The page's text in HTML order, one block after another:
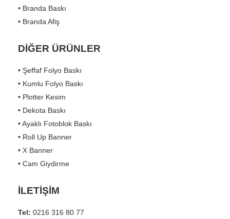
• Branda Baskı
• Branda Afiş
DİĞER ÜRÜNLER
• Şeffaf Folyo Baskı
• Kumlu Folyo Baskı
• Plotter Kesim
• Dekota Baskı
• Ayaklı Fotoblok Baskı
• Roll Up Banner
• X Banner
• Cam Giydirme
İLETİŞİM
Tel: 0216 316 80 77